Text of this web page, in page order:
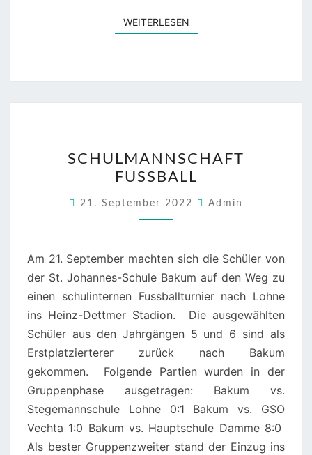
WEITERLESENWEITERLESEN
FUSSBALL
SCHULMANNSCHAFT
FUSSBALL
21. September 2022 Admin
Am 21. September machten sich die Schüler von
der St. Johannes-Schule Bakum auf den Weg zu
einen schulinternen Fussballturnier nach Lohne
ins Heinz-Dettmer Stadion. Die ausgewählten
Schüler aus den Jahrgängen 5 und 6 sind als
Erstplatzierterer zurück nach Bakum
gekommen. Folgende Partien wurden in der
Gruppenphase ausgetragen: Bakum vs.
Stegemannschule Lohne 0:1 Bakum vs. GSO
Vechta 1:0 Bakum vs. Hauptschule Damme 8:0
Als bester Gruppenzweiter stand der Einzug ins